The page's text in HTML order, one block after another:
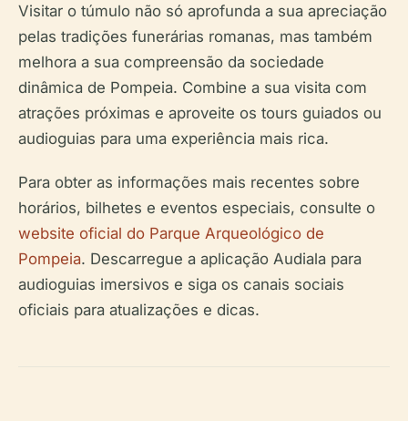
Visitar o túmulo não só aprofunda a sua apreciação
pelas tradições funerárias romanas, mas também
melhora a sua compreensão da sociedade
dinâmica de Pompeia. Combine a sua visita com
atrações próximas e aproveite os tours guiados ou
audioguias para uma experiência mais rica.
Para obter as informações mais recentes sobre
horários, bilhetes e eventos especiais, consulte o
website oficial do Parque Arqueológico de
Pompeia. Descarregue a aplicação Audiala para
audioguias imersivos e siga os canais sociais
oficiais para atualizações e dicas.